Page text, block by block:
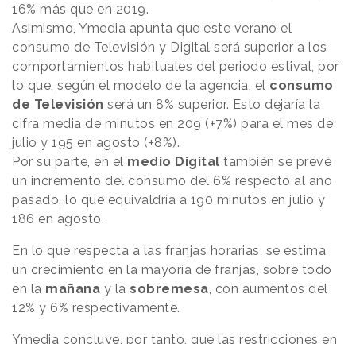
16% más que en 2019.
Asimismo, Ymedia apunta que este verano el
consumo de Televisión y Digital será superior a los
comportamientos habituales del periodo estival, por
lo que, según el modelo de la agencia, el consumo
de Televisión será un 8% superior. Esto dejaría la
cifra media de minutos en 209 (+7%) para el mes de
julio y 195 en agosto (+8%).
Por su parte, en el medio Digital también se prevé
un incremento del consumo del 6% respecto al año
pasado, lo que equivaldría a 190 minutos en julio y
186 en agosto.
En lo que respecta a las franjas horarias, se estima
un crecimiento en la mayoría de franjas, sobre todo
en la mañana y la sobremesa , con aumentos del
12% y 6% respectivamente.
Ymedia concluye, por tanto, que las restricciones en